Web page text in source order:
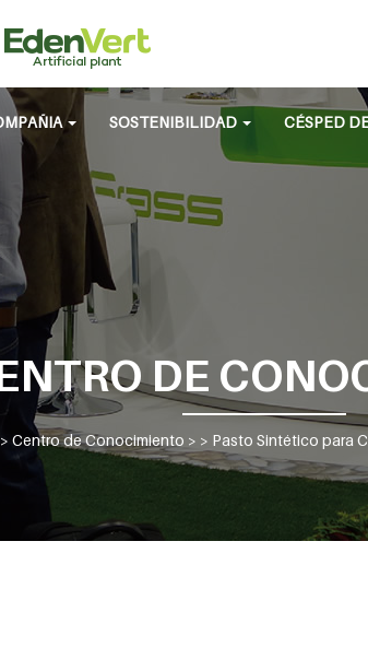
SOSTENIBILIDAD CÉSPED
DE
Centro de Conocimiento > > Pasto Sintético para